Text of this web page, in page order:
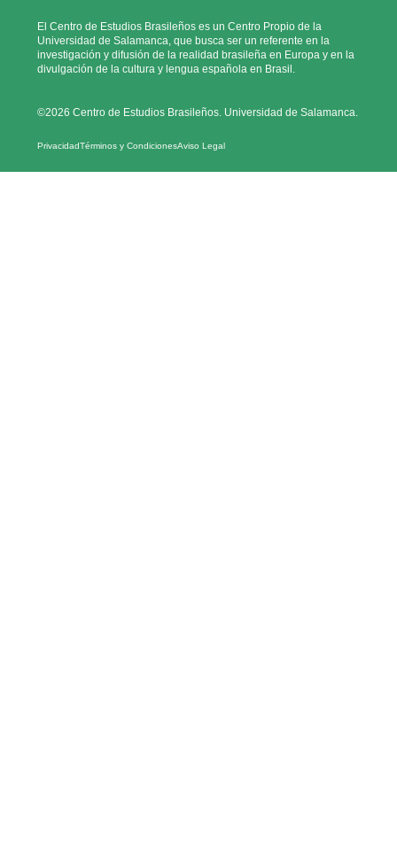
El Centro de Estudios Brasileños es un Centro Propio de la
Universidad de Salamanca, que busca ser un referente en la
investigación y difusión de la realidad brasileña en Europa y en la
divulgación de la cultura y lengua española en Brasil.
©2026 Centro de Estudios Brasileños. Universidad de Salamanca.
PrivacidadTérminos y CondicionesAviso Legal